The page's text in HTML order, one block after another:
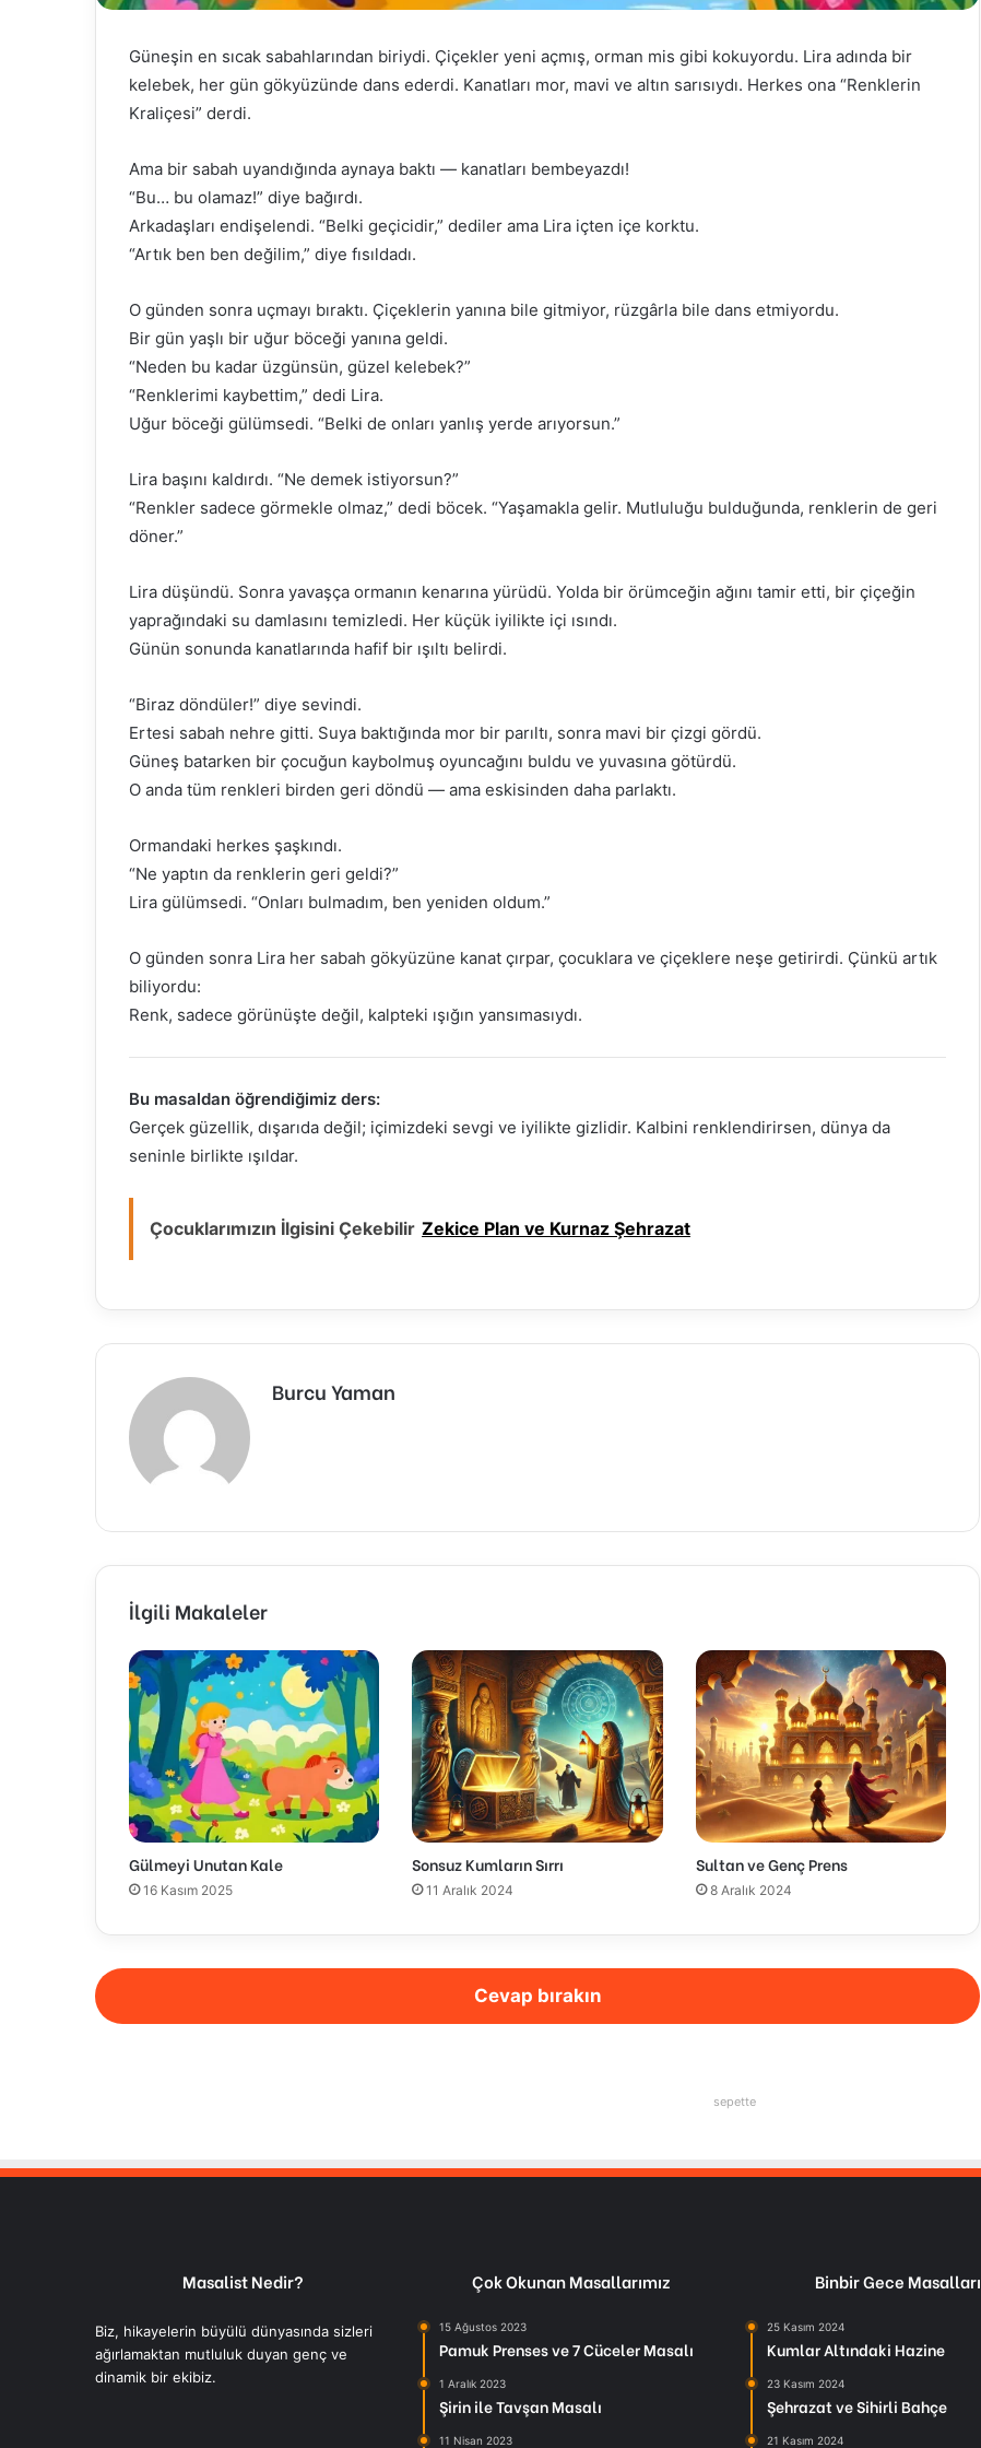
Güneşin en sıcak sabahlarından biriydi. Çiçekler yeni açmış, orman mis gibi kokuyordu. Lira adında bir
kelebek, her gün gökyüzünde dans ederdi. Kanatları mor, mavi ve altın sarısıydı. Herkes ona “Renklerin
Kraliçesi” derdi.
Ama bir sabah uyandığında aynaya baktı — kanatları bembeyazdı!
“Bu… bu olamaz!” diye bağırdı.
Arkadaşları endişelendi. “Belki geçicidir,” dediler ama Lira içten içe korktu.
“Artık ben ben değilim,” diye fısıldadı.
O günden sonra uçmayı bıraktı. Çiçeklerin yanına bile gitmiyor, rüzgârla bile dans etmiyordu.
Bir gün yaşlı bir uğur böceği yanına geldi.
“Neden bu kadar üzgünsün, güzel kelebek?”
“Renklerimi kaybettim,” dedi Lira.
Uğur böceği gülümsedi. “Belki de onları yanlış yerde arıyorsun.”
Lira başını kaldırdı. “Ne demek istiyorsun?”
“Renkler sadece görmekle olmaz,” dedi böcek. “Yaşamakla gelir. Mutluluğu bulduğunda, renklerin de geri
döner.”
Lira düşündü. Sonra yavaşça ormanın kenarına yürüdü. Yolda bir örümceğin ağını tamir etti, bir çiçeğin
yaprağındaki su damlasını temizledi. Her küçük iyilikte içi ısındı.
Günün sonunda kanatlarında hafif bir ışıltı belirdi.
“Biraz döndüler!” diye sevindi.
Ertesi sabah nehre gitti. Suya baktığında mor bir parıltı, sonra mavi bir çizgi gördü.
Güneş batarken bir çocuğun kaybolmuş oyuncağını buldu ve yuvasına götürdü.
O anda tüm renkleri birden geri döndü — ama eskisinden daha parlaktı.
Ormandaki herkes şaşkındı.
“Ne yaptın da renklerin geri geldi?”
Lira gülümsedi. “Onları bulmadım, ben yeniden oldum.”
O günden sonra Lira her sabah gökyüzüne kanat çırpar, çocuklara ve çiçeklere neşe getirirdi. Çünkü artık
biliyordu:
Renk, sadece görünüşte değil, kalpteki ışığın yansımasıydı.
Bu masaldan öğrendiğimiz ders:
Gerçek güzellik, dışarıda değil; içimizdeki sevgi ve iyilikte gizlidir. Kalbini renklendirirsen, dünya da
seninle birlikte ışıldar.
Çocuklarımızın İlgisini Çekebilir Zekice Plan ve Kurnaz Şehrazat
Burcu Yaman
İlgili Makaleler
Gülmeyi Unutan Kale
16 Kasım 2025
Sonsuz Kumların Sırrı
11 Aralık 2024
Sultan ve Genç Prens
8 Aralık 2024
Cevap bırakın
sepette
Masalist Nedir?
Biz, hikayelerin büyülü dünyasında sizleri
ağırlamaktan mutluluk duyan genç ve
dinamik bir ekibiz.
Çok Okunan Masallarımız
15 Ağustos 2023
Pamuk Prenses ve 7 Cüceler Masalı
1 Aralık 2023
Şirin ile Tavşan Masalı
11 Nisan 2023
Binbir Gece Masalları
25 Kasım 2024
Kumlar Altındaki Hazine
23 Kasım 2024
Şehrazat ve Sihirli Bahçe
21 Kasım 2024